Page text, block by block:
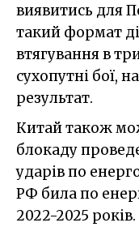
виявитись для
такий формат
втягування в
сухопутні бої,
результат.
Китай також
блокаду
ударів по
РФ била по
2022-2025